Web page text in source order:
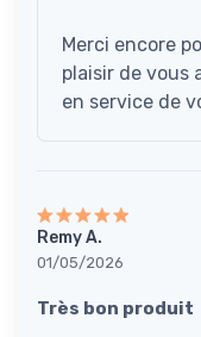
Merci encore
plaisir de vous
en service de
Remy A.
01/05/2026
Très bon produit